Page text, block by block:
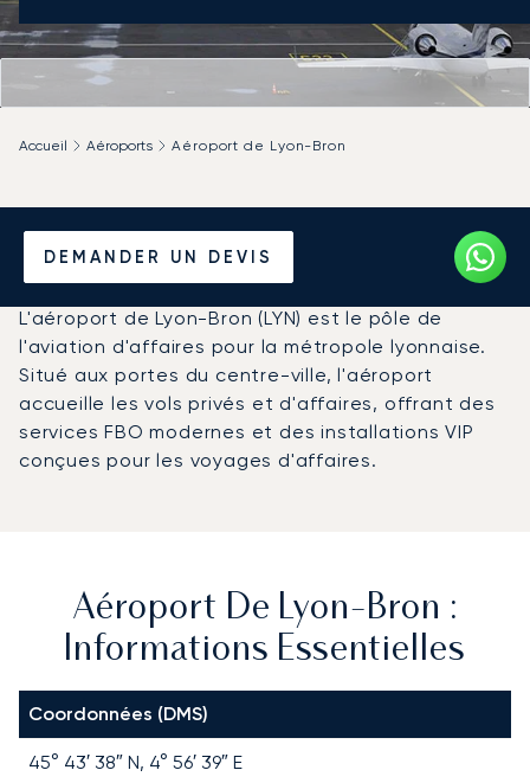
DEMANDER UN DEVIS
Accueil Aéroports Aéroport de Lyon-Bron
Louer un Jet Privé de/vers
l'Aéroport de Lyon-Bron
L'aéroport de Lyon-Bron (LYN) est le pôle de
l'aviation d'affaires pour la métropole lyonnaise.
Situé aux portes du centre-ville, l'aéroport
accueille les vols privés et d'affaires, offrant des
services FBO modernes et des installations VIP
conçues pour les voyages d'affaires.
Aéroport De Lyon-Bron :
Informations Essentielles
Coordonnées (DMS)
45° 43′ 38″ N, 4° 56′ 39″ E